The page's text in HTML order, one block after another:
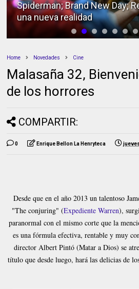
Spiderman; Brand New Day;
una nueva realidad
Home Novedades Cine
Malasaña 32,
de los horrores
COMPARTIR:
0 Enrique Bellon La Henryteca
Desde que en el año 2013 un talentoso
"The conjuring" (Expediente Warren),
paranormal con el mismo corte que la
es una fórmula efectiva, rentable y muy
director Albert Pintó (Matar a Dios) se
título que desde luego, hará las delicias de